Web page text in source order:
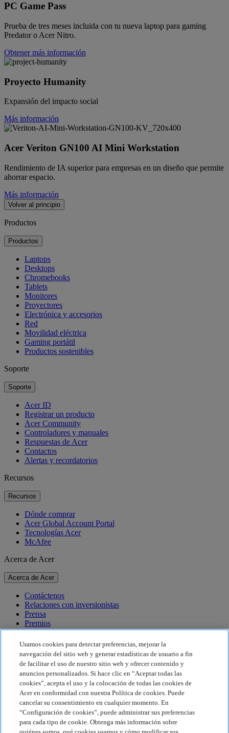
PC Game Pass
Prueba de tres meses incluida con tu nueva laptop para gaming
Predator o Acer Nitro.
Obtener más información
Proyecto Humanity
Expansión del impacto social
Más información
Acer Veriton GN100 AI Mini Workstation
Rendimiento de IA superior para empresas en un diseño que permite
ahorrar espacio.
Más información
Volver al principio
Productos
Productos
Laptops
Desktops
Chromebooks
Tablets
Monitores
Proyectores
Electrónica y accesorios
Red
Movilidad eléctrica
Gaming portátil
Productos sostenibles
Soporte
Soporte
Acer ID
Registrar un producto
Acer Community
Controladores y manuales
Respuestas de Acer
Contactos
Alertas y recordatorios
Recursos
Recursos
Dónde comprar
Acer Global Account Portal
Tecnologías Acer
McAfee
Acerca de Acer
Acerca de Acer
Contáctenos
Relaciones con inversionistas
Prensa
Premios
Eventos
Sostenibilidad
Sostenibilidad
Responsabilidad social corporativa
Huella de carbono del producto
Proyecto Humanity
Earthion
Política de privacidad
Usamos cookies para detectar preferencias, mejorar la
navegación del sitio web y generar estadísticas de usuario a fin
de facilitar el uso de nuestro sitio web y ofrecer contenido y
anuncios personalizados. Si hace clic en “Aceptar todas las
cookies”, acepta el uso y la colocación de todas las cookies de
Acer en conformidad con nuestra Política de cookies. Puede
cancelar su consentimiento en cualquier momento. En
“Configuración de cookies”, puede administrar sus preferencias
para cada tipo de cookie. Obtenga más información sobre